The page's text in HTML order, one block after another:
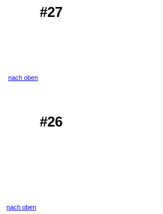
#27
nach oben
#26
nach oben